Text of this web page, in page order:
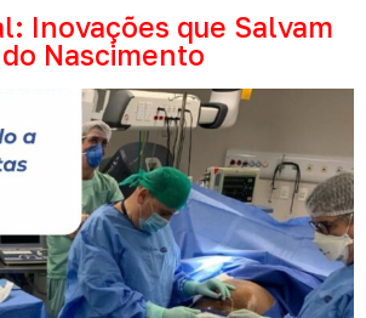
Inovações que Salvam
Nascimento